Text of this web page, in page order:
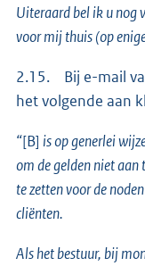
Uiteraard bel ik u nog
voor mij thuis (op
2.15. Bij e-mail
het volgende aan
“[B] is op generlei
om de gelden niet
te zetten voor de
cliënten.
Als het bestuur, bij